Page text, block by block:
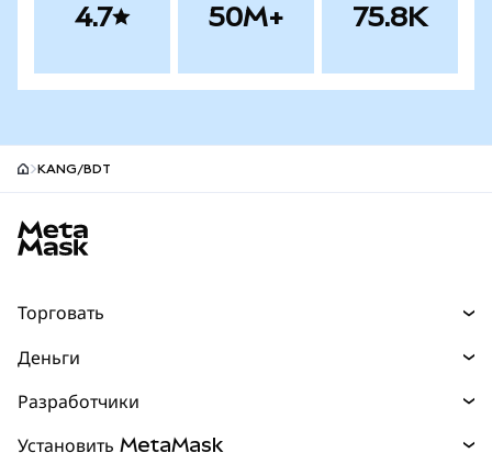
4.7 50M+ 75.8K
KANG/BDT
Торговать
Прогнозы
Деньги
Разработчики
Установить MetaMask